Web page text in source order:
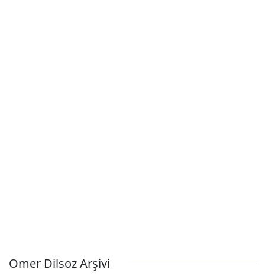
Omer Dilsoz Arşivi